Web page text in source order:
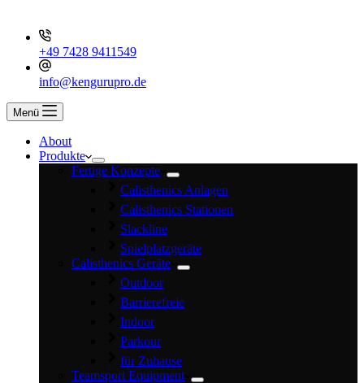
+49 7428 9411549
info@kengurupro.de
Menü
About
Produkte
Fertige Konzepte
Calisthenics Anlagen
Calisthenics Stationen
Slackline
Spielplatzgeräte
Calisthenics Geräte
Outdoor
Barrierefreie
Indoor
Parkour
für Zuhause
Teamsport Equipment